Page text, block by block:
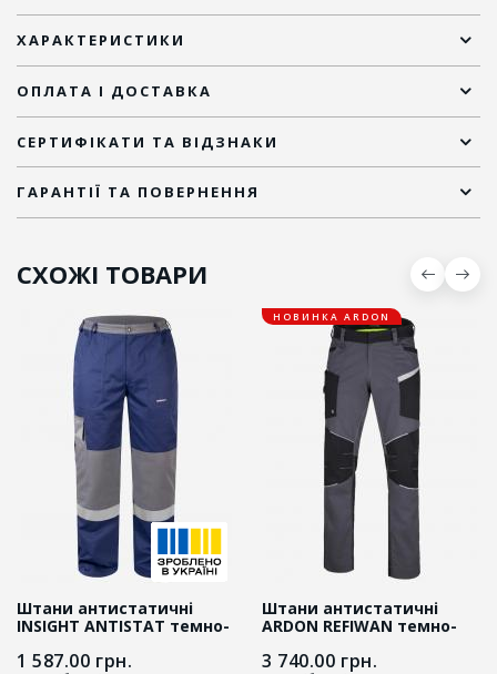
ХАРАКТЕРИСТИКИ
ОПЛАТА І ДОСТАВКА
СЕРТИФІКАТИ ТА ВІДЗНАКИ
ГАРАНТІЇ ТА ПОВЕРНЕННЯ
СХОЖІ ТОВАРИ
Штани антистатичні
INSIGHT ANTISTAT темно-
1 587.00 грн.
НОВИНКА ARDON
Штани антистатичні
ARDON REFIWAN темно-
3 740.00 грн.